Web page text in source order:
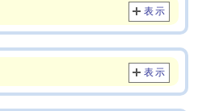
表示
表示